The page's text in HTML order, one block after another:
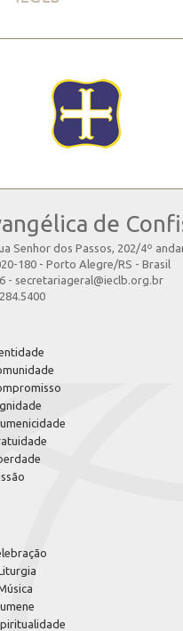
de
Senhor dos Passos, 202/4º
180 - Porto Alegre/RS - Brasil
- secretariageral@ieclb.org.br